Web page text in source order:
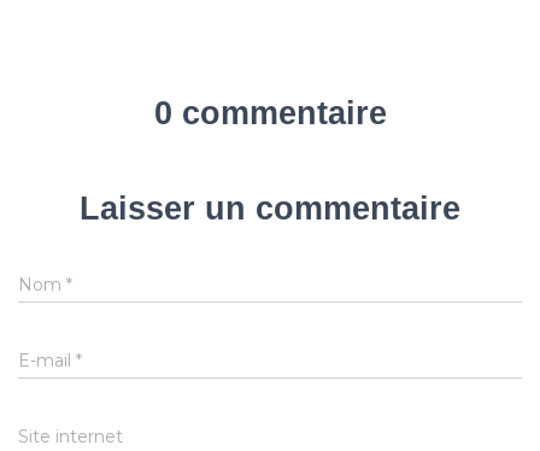
0 commentaire
Laisser un commentaire
Nom *
E-mail *
Site internet